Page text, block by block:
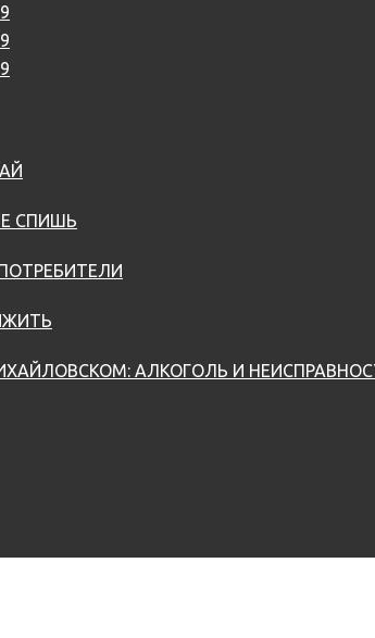
СПИШЬ
АЛКОГОЛЬ И